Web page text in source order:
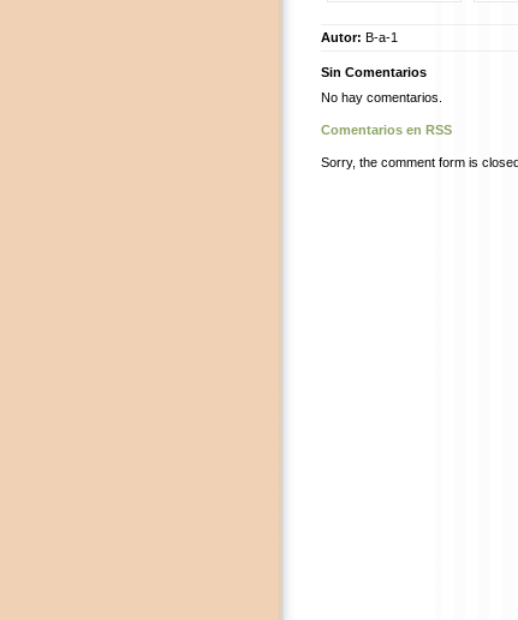
Autor: B-a-1
Sin Comentarios
No hay comentarios.
Comentarios en RSS
Sorry, the comment form is